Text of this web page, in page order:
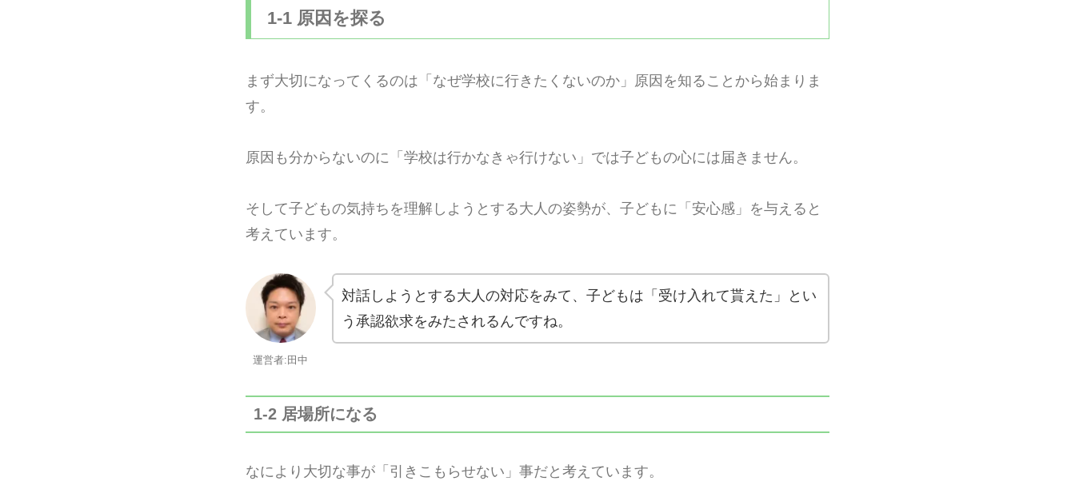
1-1 原因を探る
まず大切になってくるのは「なぜ学校に行きたくないのか」原因を知ることから始まりま
す。
原因も分からないのに「学校は行かなきゃ行けない」では子どもの心には届きません。
そして子どもの気持ちを理解しようとする大人の姿勢が、子どもに「安心感」を与えると
考えています。
運営者:田中
対話しようとする大人の対応をみて、子どもは「受け入れて貰えた」とい
う承認欲求をみたされるんですね。
1-2 居場所になる
なにより大切な事が「引きこもらせない」事だと考えています。